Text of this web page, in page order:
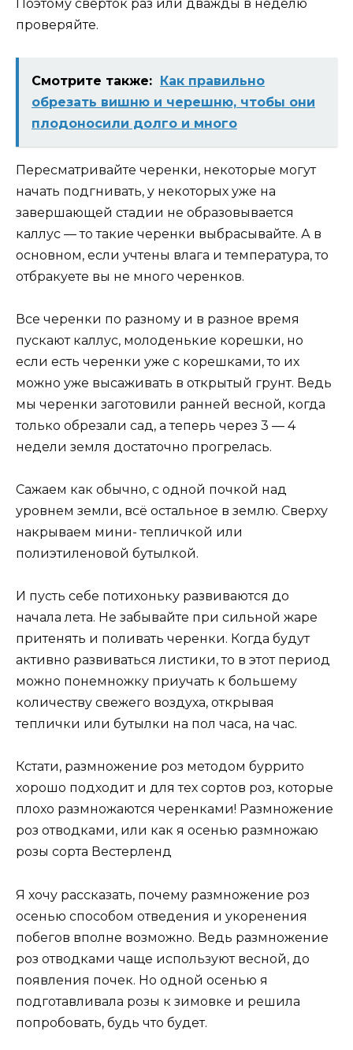
Поэтому свёрток раз или дважды в неделю
проверяйте.
Смотрите также: Как правильно
обрезать вишню и черешню, чтобы они
плодоносили долго и много
Пересматривайте черенки, некоторые могут
начать подгнивать, у некоторых уже на
завершающей стадии не образовывается
каллус — то такие черенки выбрасывайте. А в
основном, если учтены влага и температура, то
отбракуете вы не много черенков.
Все черенки по разному и в разное время
пускают каллус, молоденькие корешки, но
если есть черенки уже с корешками, то их
можно уже высаживать в открытый грунт. Ведь
мы черенки заготовили ранней весной, когда
только обрезали сад, а теперь через 3 — 4
недели земля достаточно прогрелась.
Сажаем как обычно, с одной почкой над
уровнем земли, всё остальное в землю. Сверху
накрываем мини- тепличкой или
полиэтиленовой бутылкой.
И пусть себе потихоньку развиваются до
начала лета. Не забывайте при сильной жаре
притенять и поливать черенки. Когда будут
активно развиваться листики, то в этот период
можно понемножку приучать к большему
количеству свежего воздуха, открывая
теплички или бутылки на пол часа, на час.
Кстати, размножение роз методом буррито
хорошо подходит и для тех сортов роз, которые
плохо размножаются черенками! Размножение
роз отводками, или как я осенью размножаю
розы сорта Вестерленд
Я хочу рассказать, почему размножение роз
осенью способом отведения и укоренения
побегов вполне возможно. Ведь размножение
роз отводками чаще используют весной, до
появления почек. Но одной осенью я
подготавливала розы к зимовке и решила
попробовать, будь что будет.